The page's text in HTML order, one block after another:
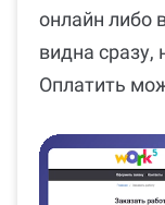
онлайн либо
видна
Оплатить